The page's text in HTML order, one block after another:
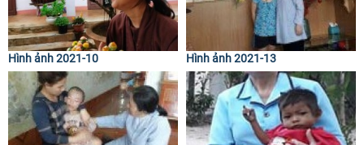
Hình ảnh 2021-10 Hình ảnh 2021-13